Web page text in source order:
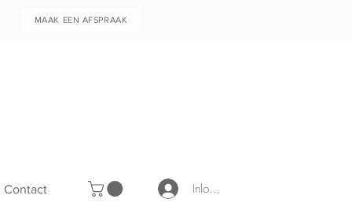
MAAK EEN AFSPRAAK
Contact Inloggen